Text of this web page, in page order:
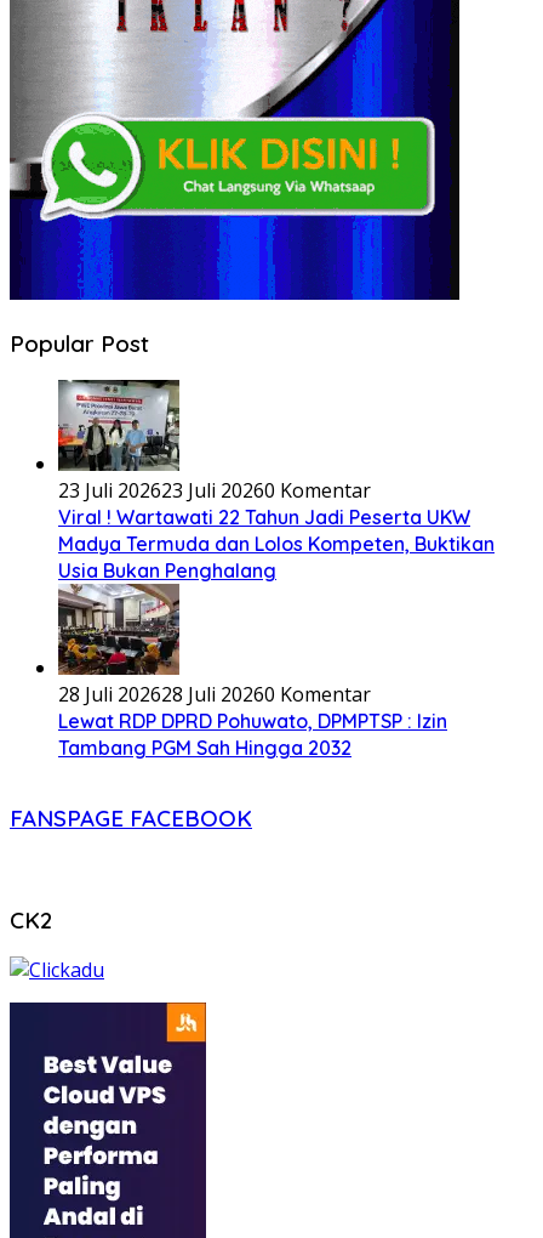
Popular Post
23 Juli 202623 Juli 20260 Komentar
Viral ! Wartawati 22 Tahun Jadi Peserta UKW
Madya Termuda dan Lolos Kompeten, Buktikan
Usia Bukan Penghalang
28 Juli 202628 Juli 20260 Komentar
Lewat RDP DPRD Pohuwato, DPMPTSP : Izin
Tambang PGM Sah Hingga 2032
FANSPAGE FACEBOOK
CK2